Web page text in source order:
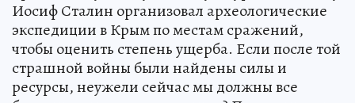
Иосиф Сталин организовал археологические
экспедиции в Крым по местам сражений,
чтобы оценить степень ущерба. Если после той
страшной войны были найдены силы и
ресурсы, неужели сейчас мы должны все